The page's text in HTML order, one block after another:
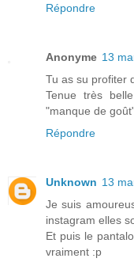
Répondre
Anonyme 13
Tu as su profiter
Tenue très
"manque de
Répondre
Unknown 13
Je suis
instagram elles
Et puis le
vraiment :p